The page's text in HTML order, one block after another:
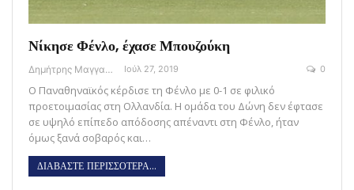
Νίκησε Φένλο, έχασε Μπουζούκη
Δημήτρης Μαγγανάρης Ιούλ 27, 2019 0
Ο Παναθηναϊκός κέρδισε τη Φένλο με 0-1 σε φιλικό
προετοιμασίας στη Ολλανδία. Η ομάδα του Δώνη δεν έφτασε
σε υψηλό επίπεδο απόδοσης απέναντι στη Φένλο, ήταν
όμως ξανά σοβαρός και…
ΔΙΑΒΑΣΤΕ ΠΕΡΙΣΣΟΤΕΡΑ...